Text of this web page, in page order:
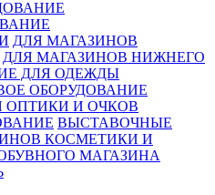
ДЛЯ МАГАЗИНОВ
ДЛЯ МАГАЗИНОВ НИЖНЕГО
ДЛЯ ОДЕЖДЫ
ОБОРУДОВАНИЕ
ОПТИКИ И ОЧКОВ
ВЫСТАВОЧНЫЕ
КОСМЕТИКИ И
МАГАЗИНА